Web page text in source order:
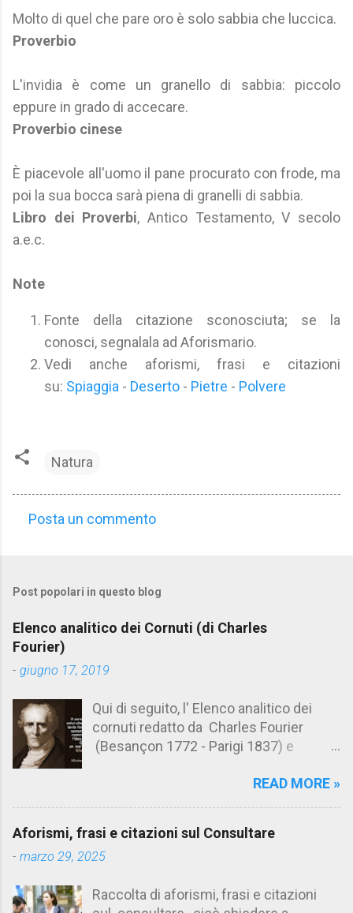
Molto di quel che pare oro è solo sabbia che luccica.
Proverbio
L'invidia è come un granello di sabbia: piccolo
eppure in grado di accecare.
Proverbio cinese
È piacevole all'uomo il pane procurato con frode, ma
poi la sua bocca sarà piena di granelli di sabbia.
Libro dei Proverbi, Antico Testamento, V secolo
a.e.c.
Note
Fonte della citazione sconosciuta; se la
conosci, segnalala ad Aforismario.
Vedi anche aforismi, frasi e citazioni
su: Spiaggia - Deserto - Pietre - Polvere
Natura
m
e
n
t
Posta un commento
Post popolari in questo blog
Elenco analitico dei Cornuti (di Charles
Fourier)
- giugno 17, 2019
Qui di seguito, l' Elenco analitico dei
cornuti redatto da Charles Fourier
(Besançon 1772 - Parigi 1837) e
Aforismario trovi anche una raccolta di
cornuto pretenzioso: colui che ritiene
sua moglie tanto fortunata, per averlo
ammettere l'idea del tradimento. Ciò lo
READ MORE »
Aforismi, frasi e citazioni sul Consultare
- marzo 29, 2025
Raccolta di aforismi, frasi e citazioni